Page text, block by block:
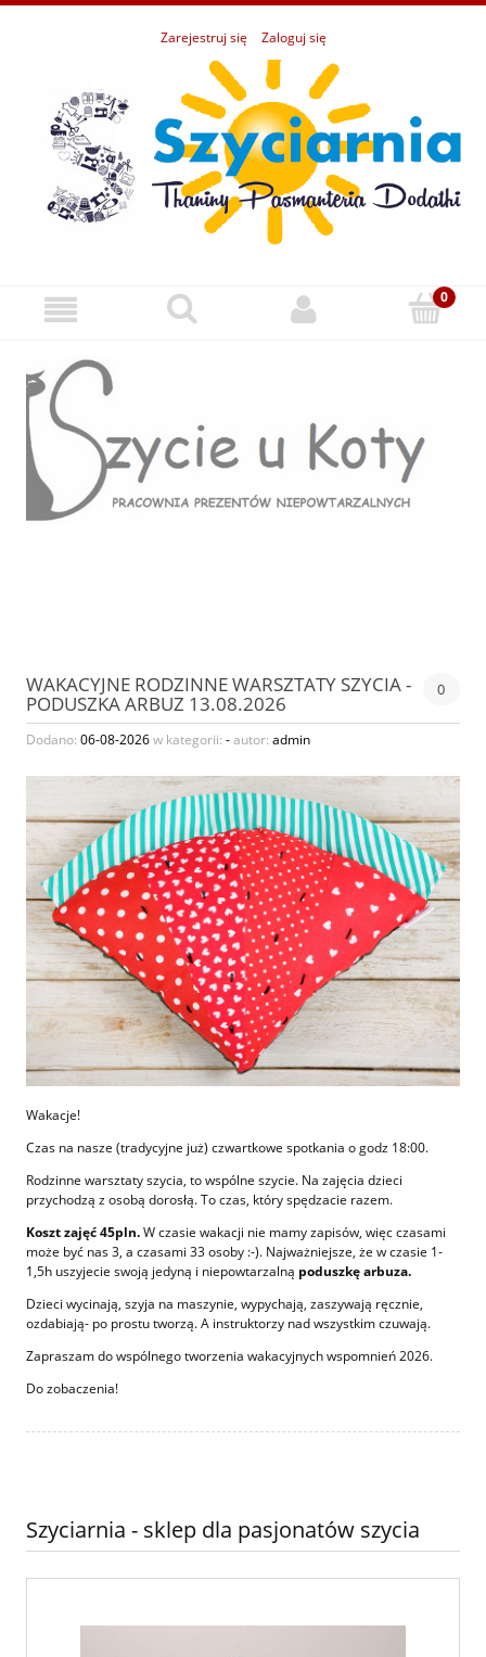
Zarejestruj się Zaloguj się
WAKACYJNE RODZINNE WARSZTATY SZYCIA -
PODUSZKA ARBUZ 13.08.2026
0
Dodano: 06-08-2026w kategorii: -autor: admin
Wakacje!
Czas na nasze (tradycyjne już) czwartkowe spotkania o godz 18:00.
Rodzinne warsztaty szycia, to wspólne szycie. Na zajęcia dzieci
przychodzą z osobą dorosłą. To czas, który spędzacie razem.
Koszt zajęć 45pln.W czasie wakacji nie mamy zapisów, więc czasami
może być nas 3, a czasami 33 osoby :-). Najważniejsze, że w czasie 1-
1,5h uszyjecie swoją jedyną i niepowtarzalną poduszkę arbuza.
Dzieci wycinają, szyja na maszynie, wypychają, zaszywają ręcznie,
ozdabiają- po prostu tworzą. A instruktorzy nad wszystkim czuwają.
Zapraszam do wspólnego tworzenia wakacyjnych wspomnień 2026.
Do zobaczenia!
Szyciarnia - sklep dla pasjonatów szycia